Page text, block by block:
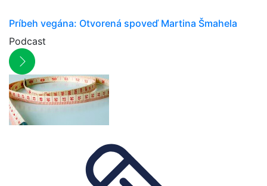
Príbeh vegána: Otvorená spoveď Martina Šmahela
Podcast